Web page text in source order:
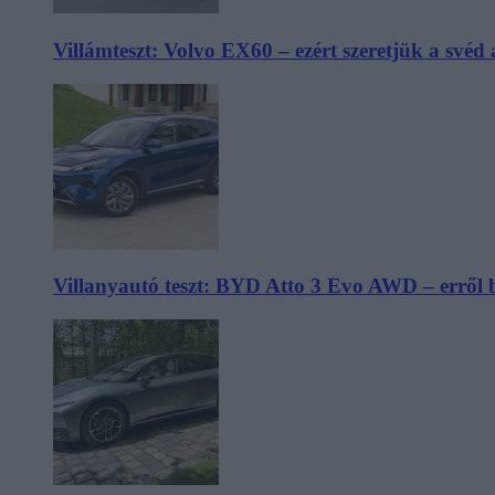
Villámteszt: Volvo EX60 – ezért szeretjük a svéd
Villanyautó teszt: BYD Atto 3 Evo AWD – erről